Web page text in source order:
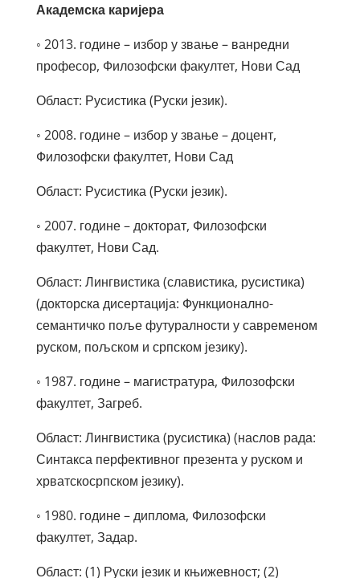
Академска каријера
◦ 2013. године – избор у звање – ванредни
професор, Филозофски факултет, Нови Сад
Област: Русистика (Руски језик).
◦ 2008. године – избор у звање – доцент,
Филозофски факултет, Нови Сад
Област: Русистика (Руски језик).
◦ 2007. године – докторат, Филозофски
факултет, Нови Сад.
Област: Лингвистика (славистика, русистика)
(докторска дисертација: Функционално-
семантичко поље футуралности у савременом
руском, пољском и српском језику).
◦ 1987. године – магистратура, Филозофски
факултет, Загреб.
Област: Лингвистика (русистика) (наслов рада:
Синтакса перфективног презента у руском и
хрватскосрпском језику).
◦ 1980. године – диплома, Филозофски
факултет, Задар.
Област: (1) Руски језик и књижевност; (2)